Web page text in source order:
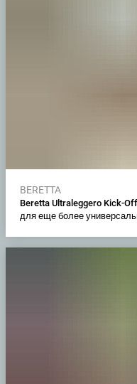
BERETTA
Beretta Ultraleggero Kick-
для еще более